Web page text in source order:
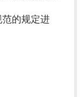
的规定进